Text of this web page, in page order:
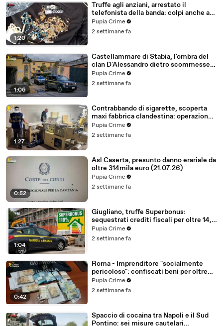
1:20
Truffe agli anziani, arrestato il
telefonista della banda: colpi anche ad
Aversa, oltre 300mila euro il bottino
stimato (24.07.26)
Pupia Crime
2 settimane fa
1:06
Castellammare di Stabia, l'ombra del
clan D'Alessandro dietro scommesse
illegali: 5 arresti (24.07.26)
Pupia Crime
2 settimane fa
1:27
Contrabbando di sigarette, scoperta
maxi fabbrica clandestina: operazione
partita da Caserta (23.07.26)
Pupia Crime
2 settimane fa
0:52
Asl Caserta, presunto danno erariale da
oltre 314mila euro (21.07.26)
Pupia Crime
2 settimane fa
1:04
Giugliano, truffe Superbonus:
sequestrati crediti fiscali per oltre 14,5
milioni (21.07.26)
Pupia Crime
2 settimane fa
0:42
Roma - Imprenditore "socialmente
pericoloso": confiscati beni per oltre
2,3 milioni (20.07.26)
Pupia Crime
2 settimane fa
Spaccio di cocaina tra Napoli e il Sud
Pontino: sei misure cautelari